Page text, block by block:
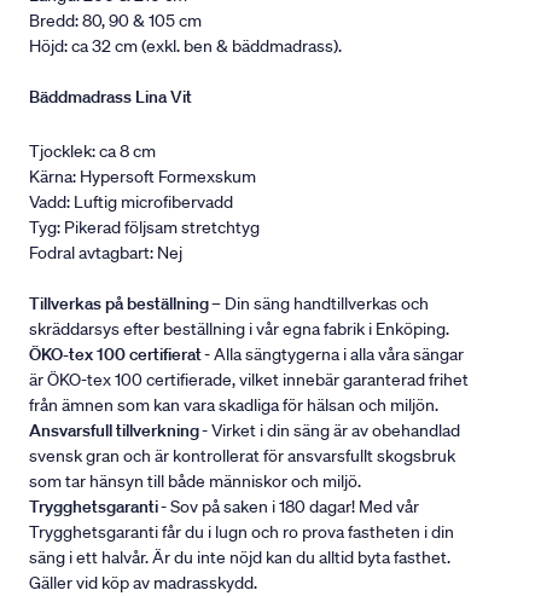
Bredd: 80, 90 & 105 cm
Höjd: ca 32 cm (exkl. ben & bäddmadrass).
Bäddmadrass Lina Vit
Tjocklek: ca 8 cm
Kärna: Hypersoft Formexskum
Vadd: Luftig microfibervadd
Tyg: Pikerad följsam stretchtyg
Fodral avtagbart: Nej
Tillverkas på beställning– Din säng handtillverkas och
skräddarsys efter beställning i vår egna fabrik i Enköping.
ÖKO-tex 100 certifierat- Alla sängtygerna i alla våra sängar
är ÖKO-tex 100 certifierade, vilket innebär garanterad frihet
från ämnen som kan vara skadliga för hälsan och miljön.
Ansvarsfull tillverkning- Virket i din säng är av obehandlad
svensk gran och är kontrollerat för ansvarsfullt skogsbruk
som tar hänsyn till både människor och miljö.
Trygghetsgaranti- Sov på saken i 180 dagar! Med vår
Trygghetsgaranti får du i lugn och ro prova fastheten i din
säng i ett halvår. Är du inte nöjd kan du alltid byta fasthet.
Gäller vid köp av madrasskydd.